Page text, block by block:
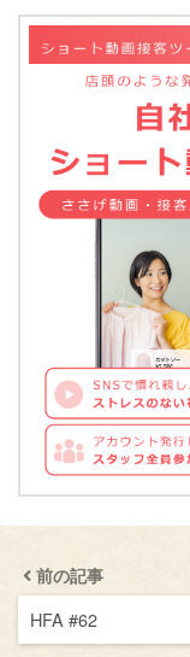
前の記事
HFA #62